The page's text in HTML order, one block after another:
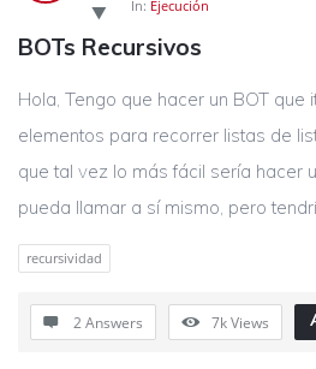
Latest
Questions
In: Ejecución
BOTs Recursivos
Hola, Tengo que hacer un BOT que
elementos para recorrer listas de
que tal vez lo más fácil sería hacer
pueda llamar a sí mismo, pero
recursividad
2 Answers 7kViews